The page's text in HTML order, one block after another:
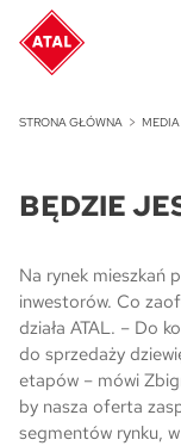
STRONA GŁÓWNA MEDIA
BĘDZIE
Na rynek mieszkań
inwestorów. Co
działa ATAL. – Do
do sprzedaży
etapów – mówi
by nasza oferta
segmentów rynku,
ATAL
Nowość
ATAL
NOWOŚĆ
Polecaj i
NOWOŚĆ
ATAL